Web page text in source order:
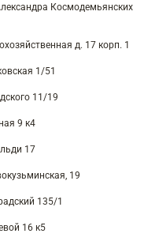
Космодемьянских
д. 17 корп. 1
1/51
11/19
9 к4
17
19
135/1
16 к5